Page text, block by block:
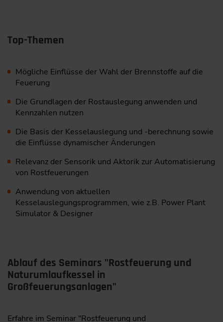
Top-Themen
Mögliche Einflüsse der Wahl der Brennstoffe auf die
Feuerung
Die Grundlagen der Rostauslegung anwenden und
Kennzahlen nutzen
Die Basis der Kesselauslegung und -berechnung sowie
die Einflüsse dynamischer Änderungen
Relevanz der Sensorik und Aktorik zur Automatisierung
von Rostfeuerungen
Anwendung von aktuellen
Kesselauslegungsprogrammen, wie z.B. Power Plant
Simulator & Designer
Ablauf des Seminars "Rostfeuerung und
Naturumlaufkessel in
Großfeuerungsanlagen"
Erfahre im Seminar "Rostfeuerung und